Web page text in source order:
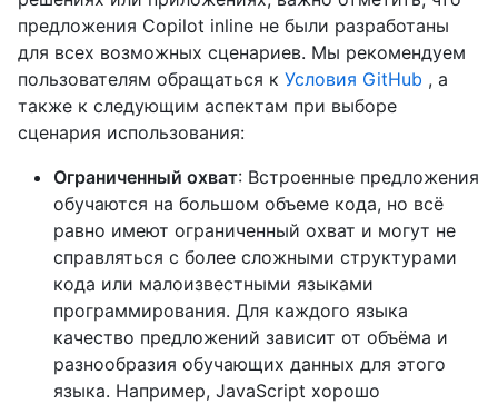
предложения Copilot inline не были разработаны
для всех возможных сценариев. Мы рекомендуем
пользователям обращаться к Условия GitHub , а
также к следующим аспектам при выборе
сценария использования:
Ограниченный охват: Встроенные предложения
обучаются на большом объеме кода, но всё
равно имеют ограниченный охват и могут не
справляться с более сложными структурами
кода или малоизвестными языками
программирования. Для каждого языка
качество предложений зависит от объёма и
разнообразия обучающих данных для этого
языка. Например, JavaScript хорошо